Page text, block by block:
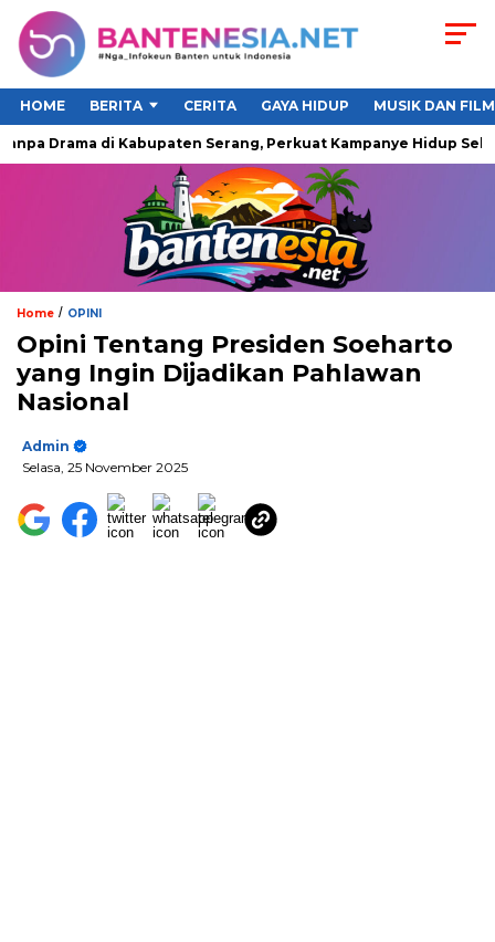
HOME BERITA CERITA GAYA HIDUP MUSIK DAN FILM
Drama di Kabupaten Serang, Perkuat Kampanye Hidup
Home / OPINI
Opini Tentang Presiden Soeharto
yang Ingin Dijadikan Pahlawan
Nasional
Admin
Selasa, 25 November 2025